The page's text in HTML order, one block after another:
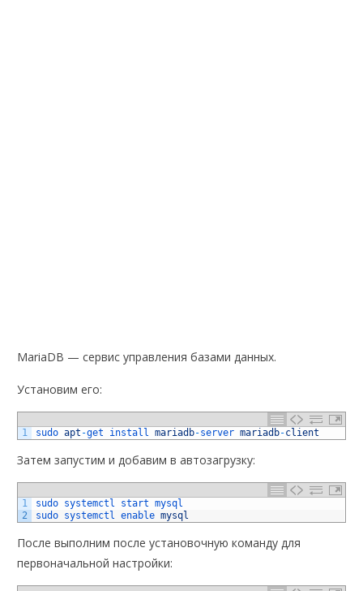
MariaDB — сервис управления базами данных.
Установим его:
1 sudo apt -get install mariadb-server mariadb-client
Затем запустим и добавим в автозагрузку:
1
2
sudo systemctl start mysql
sudo systemctl enable mysql
После выполним после установочную команду для
первоначальной настройки: